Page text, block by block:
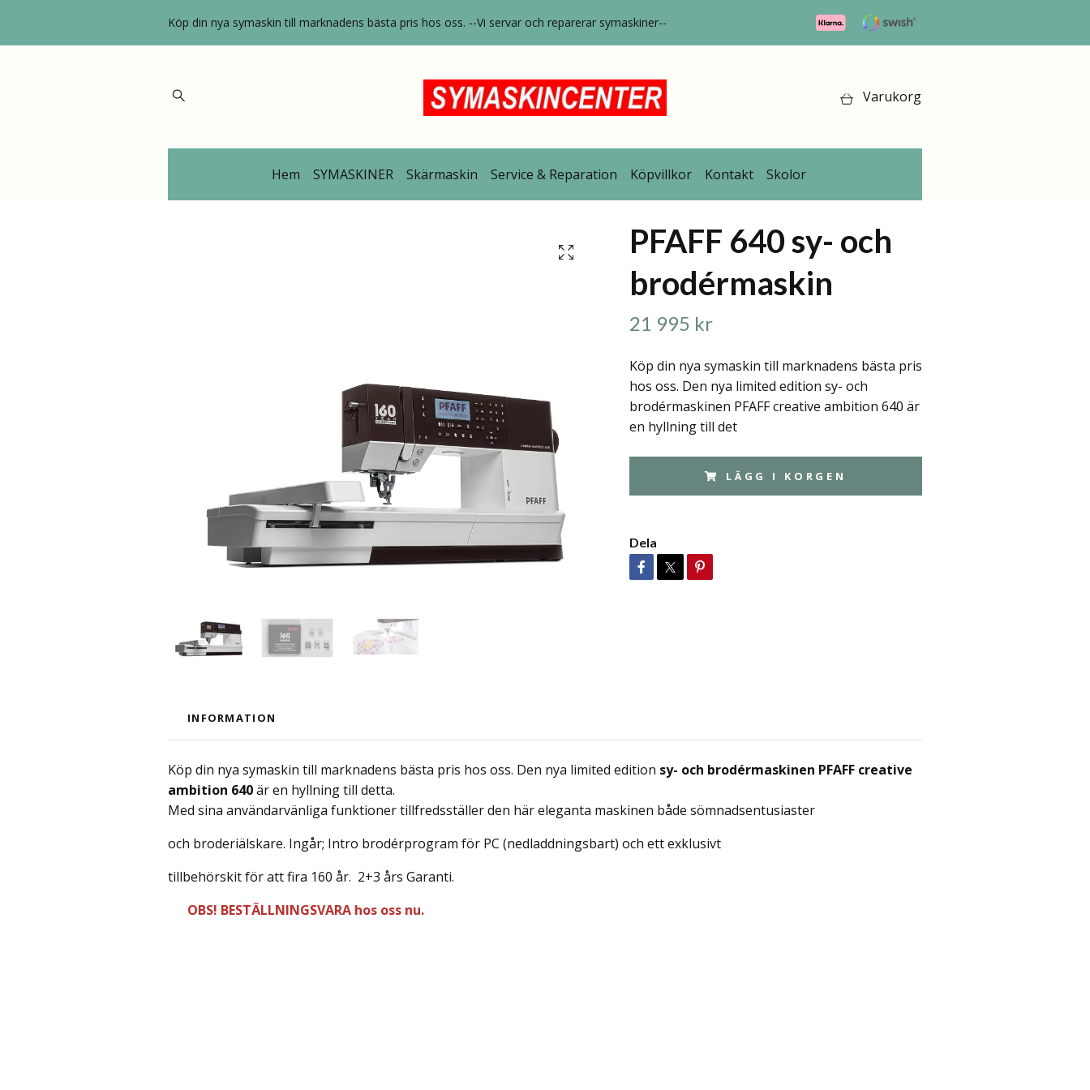
Köp din nya symaskin till marknadens bästa pris hos oss. --Vi servar och reparerar symaskiner--
Varukorg
Hem SYMASKINER Skärmaskin Service & Reparation Köpvillkor Kontakt Skolor
PFAFF 640 sy- och
brodérmaskin
21 995 kr
Köp din nya symaskin till marknadens bästa pris
hos oss. Den nya limited edition sy- och
brodérmaskinen PFAFF creative ambition 640 är
en hyllning till det
LÄGG I KORGEN
Dela
INFORMATION
Köp din nya symaskin till marknadens bästa pris hos oss. Den nya limited edition sy- och brodérmaskinen PFAFF creative
ambition 640är en hyllning till detta.
Med sina användarvänliga funktioner tillfredsställer den här eleganta maskinen både sömnadsentusiaster
och broderiälskare. Ingår; Intro brodérprogram för PC (nedladdningsbart) och ett exklusivt
tillbehörskit för att fira 160 år. 2+3 års Garanti.
OBS! BESTÄLLNINGSVARA hos oss nu.